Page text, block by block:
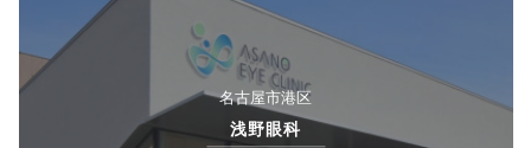
名古屋市港区
浅野眼科